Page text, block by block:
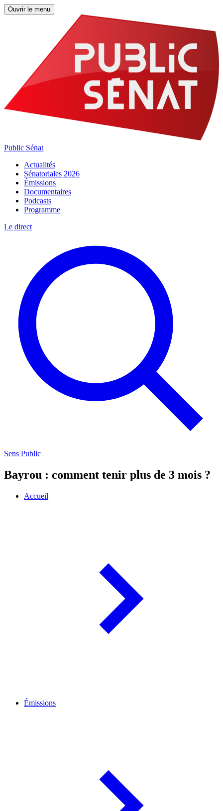
Ouvrir le menu
Public Sénat
Actualités
Sénatoriales 2026
Émissions
Documentaires
Podcasts
Programme
Le direct
Sens Public
Bayrou : comment tenir plus de 3 mois ?
Accueil
Émissions